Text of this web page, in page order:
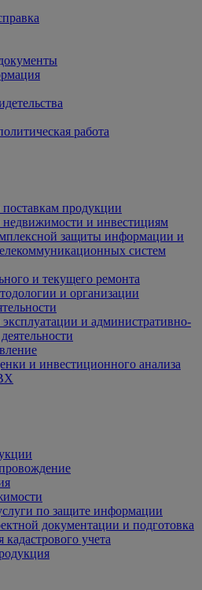
работа
продукции
недвижимости и инвестициям
защиты информации и
систем
и текущего ремонта
и организации
и административно-
и инвестиционного анализа
по защите информации
документации и подготовка
кадастрового учета